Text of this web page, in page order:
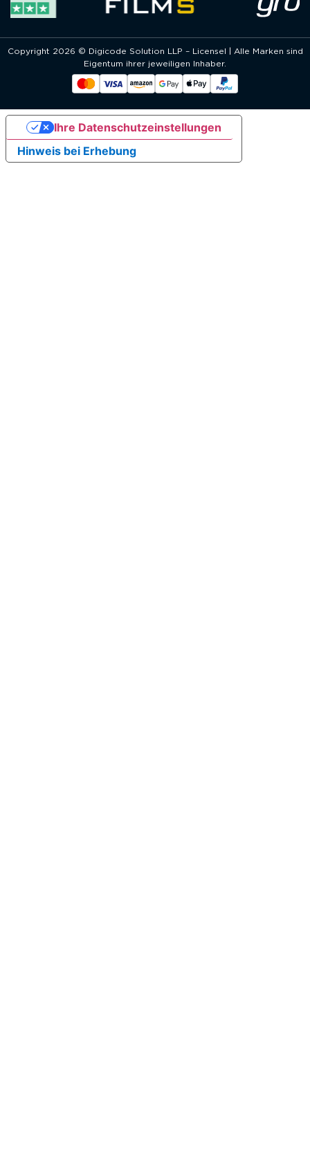
Copyright 2026 © Digicode Solution LLP – Licensel | Alle Marken sind
Eigentum ihrer jeweiligen Inhaber.
Hinweis bei Erhebung
Ihre Datenschutzeinstellungen